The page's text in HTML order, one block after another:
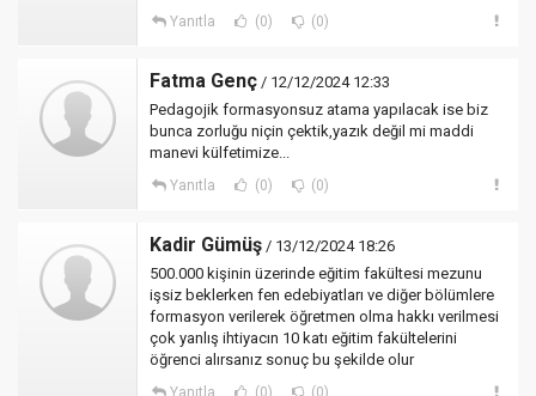
Yanıtla (0) (0)
Fatma Genç / 12/12/2024 12:33
Pedagojik formasyonsuz atama yapılacak ise biz
bunca zorluğu niçin çektik,yazık değil mi maddi
manevi külfetimize...
Yanıtla (0) (0)
Kadir Gümüş / 13/12/2024 18:26
500.000 kişinin üzerinde eğitim fakültesi mezunu
işsiz beklerken fen edebiyatları ve diğer bölümlere
formasyon verilerek öğretmen olma hakkı verilmesi
çok yanlış ihtiyacın 10 katı eğitim fakültelerini
öğrenci alırsanız sonuç bu şekilde olur
Yanıtla (0) (0)